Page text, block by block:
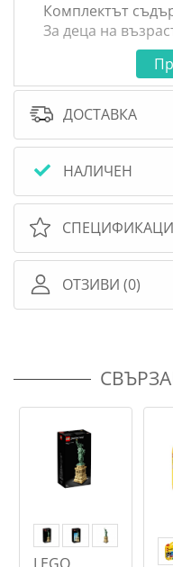
Комплектът
За деца на
ДОСТАВКА
НАЛИЧЕН
ОТЗИВИ (0)